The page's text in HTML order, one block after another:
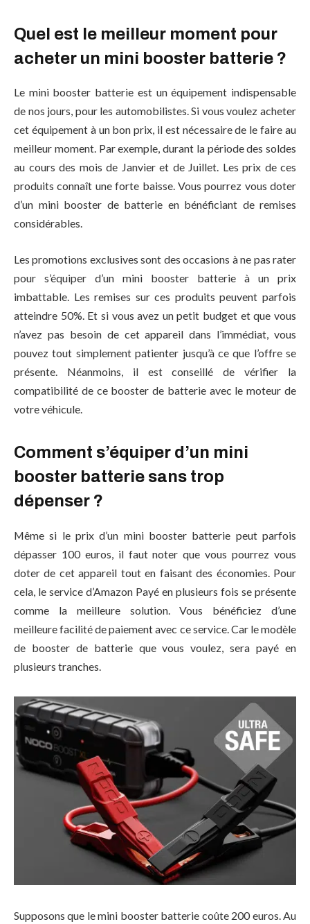
Quel est le meilleur moment pour
acheter un mini booster batterie ?
Le mini booster batterie est un équipement indispensable
de nos jours, pour les automobilistes. Si vous voulez acheter
cet équipement à un bon prix, il est nécessaire de le faire au
meilleur moment. Par exemple, durant la période des soldes
au cours des mois de Janvier et de Juillet. Les prix de ces
produits connaît une forte baisse. Vous pourrez vous doter
d’un mini booster de batterie en bénéficiant de remises
considérables.
Les promotions exclusives sont des occasions à ne pas rater
pour s’équiper d’un mini booster batterie à un prix
imbattable. Les remises sur ces produits peuvent parfois
atteindre 50%. Et si vous avez un petit budget et que vous
n’avez pas besoin de cet appareil dans l’immédiat, vous
pouvez tout simplement patienter jusqu’à ce que l’offre se
présente. Néanmoins, il est conseillé de vérifier la
compatibilité de ce booster de batterie avec le moteur de
votre véhicule.
Comment s’équiper d’un mini
booster batterie sans trop
dépenser ?
Même si le prix d’un mini booster batterie peut parfois
dépasser 100 euros, il faut noter que vous pourrez vous
doter de cet appareil tout en faisant des économies. Pour
cela, le service d’Amazon Payé en plusieurs fois se présente
comme la meilleure solution. Vous bénéficiez d’une
meilleure facilité de paiement avec ce service. Car le modèle
de booster de batterie que vous voulez, sera payé en
plusieurs tranches.
Supposons que le mini booster batterie coûte 200 euros. Au